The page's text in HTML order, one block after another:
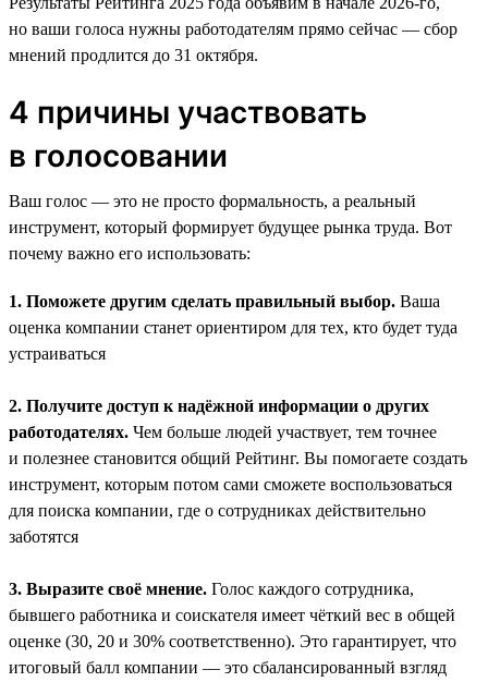
но ваши голоса нужны работодателям прямо сейчас — сбор
мнений продлится до 31 октября.
4 причины участвовать
в голосовании
Ваш голос — это не просто формальность, а реальный
инструмент, который формирует будущее рынка труда. Вот
почему важно его использовать:
1. Поможете другим сделать правильный выбор. Ваша
оценка компании станет ориентиром для тех, кто будет туда
устраиваться
2. Получите доступ к надёжной информации о других
работодателях. Чем больше людей участвует, тем точнее
и полезнее становится общий Рейтинг. Вы помогаете создать
инструмент, которым потом сами сможете воспользоваться
для поиска компании, где о сотрудниках действительно
заботятся
3. Выразите своё мнение. Голос каждого сотрудника,
бывшего работника и соискателя имеет чёткий вес в общей
оценке (30, 20 и 30% соответственно). Это гарантирует, что
итоговый балл компании — это сбалансированный взгляд